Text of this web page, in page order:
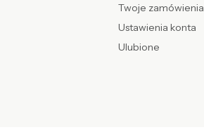
Twoje zamówienia
Ustawienia konta
Ulubione